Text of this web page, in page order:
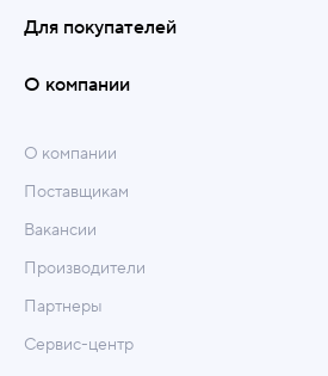
Для покупателей
О компании
О компании
Поставщикам
Вакансии
Производители
Партнеры
Сервис-центр